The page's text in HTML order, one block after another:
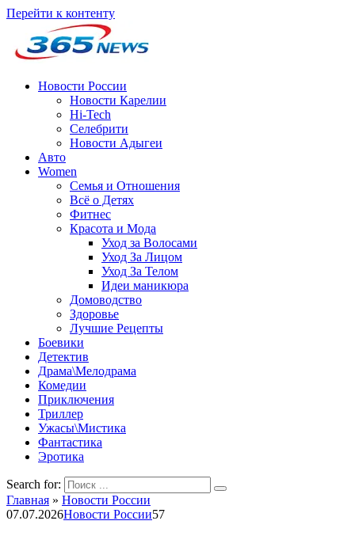
Перейти к контенту
Новости России
Новости Карелии
Hi-Tech
Селебрити
Новости Адыгеи
Авто
Women
Семья и Отношения
Всё о Детях
Фитнес
Красота и Мода
Уход за Волосами
Уход За Лицом
Уход За Телом
Идеи маникюра
Домоводство
Здоровье
Лучшие Рецепты
Боевики
Детектив
Драма\Мелодрама
Комедии
Приключения
Триллер
Ужасы\Мистика
Фантастика
Эротика
Search for:
Главная » Новости России
07.07.2026Новости России57